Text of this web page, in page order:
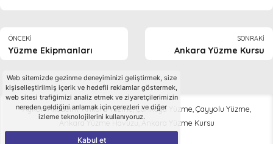
Web sitemizde gezinme deneyiminizi geliştirmek, size
kişiselleştirilmiş içerik ve hedefli reklamlar göstermek,
web sitesi trafiğimizi analiz etmek ve ziyaretçilerimizin
nereden geldiğini anlamak için çerezleri ve diğer
izleme teknolojilerini kullanıyoruz.
Kabul et
ÖNCEKI
Yüzme Ekipmanları
SONRAKI
Ankara Yüzme Kursu
Aykon Akademi-Ankara Yüzme, Çankaya Yüzme, Çayyolu Yüzme,
Ankara Yüzme Havuzu, Ankara Yüzme Kursu